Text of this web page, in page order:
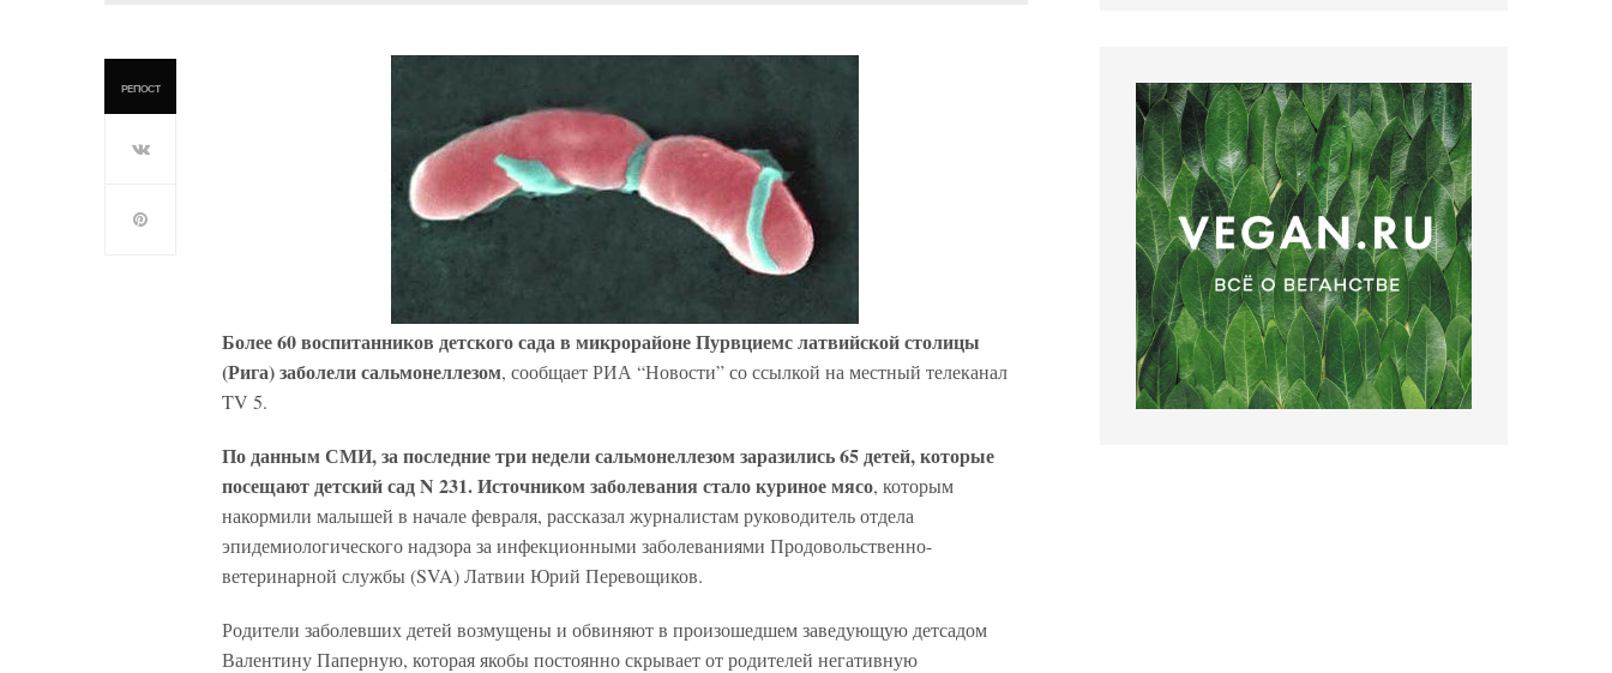
РЕПОСТ
Более 60 воспитанников детского сада в микрорайоне Пурвциемс латвийской столицы
(Рига) заболели сальмонеллезом, сообщает РИА “Новости” со ссылкой на местный телеканал
TV 5.
По данным СМИ, за последние три недели сальмонеллезом заразились 65 детей, которые
посещают детский сад N 231. Источником заболевания стало куриное мясо, которым
накормили малышей в начале февраля, рассказал журналистам руководитель отдела
эпидемиологического надзора за инфекционными заболеваниями Продовольственно-
ветеринарной службы (SVA) Латвии Юрий Перевощиков.
Родители заболевших детей возмущены и обвиняют в произошедшем заведующую детсадом
Валентину Паперную, которая якобы постоянно скрывает от родителей негативную